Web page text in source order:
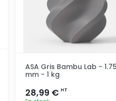
ASA Gris Bambu Lab - 1.75
mm - 1 kg
28,99 € HT